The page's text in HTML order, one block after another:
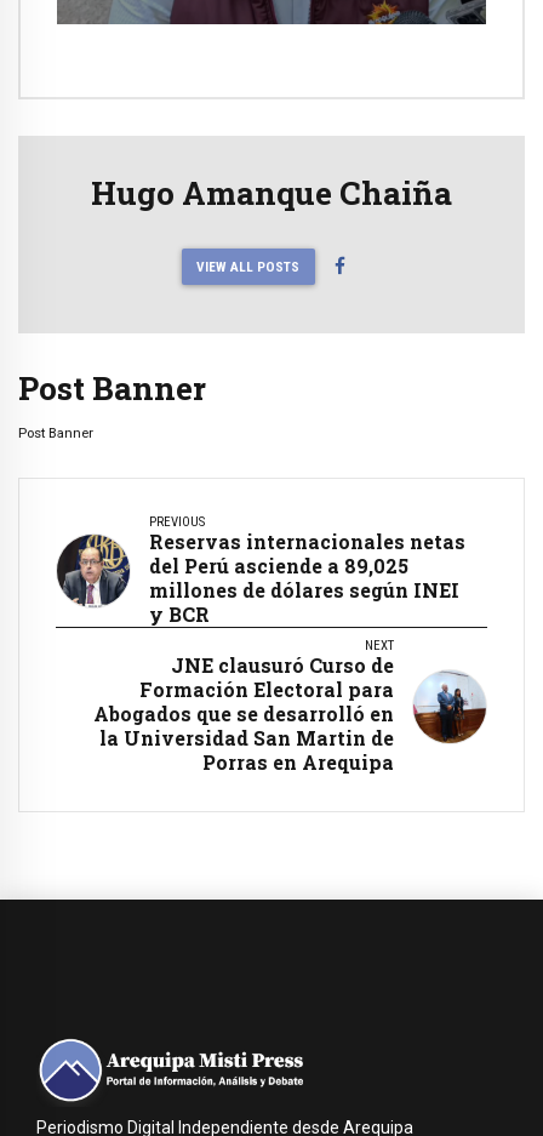
Hugo Amanque Chaiña
VIEW ALL POSTS
Post Banner
Post Banner
PREVIOUS
Reservas internacionales netas
del Perú asciende a 89,025
millones de dólares según INEI
y BCR
NEXT
JNE clausuró Curso de
Formación Electoral para
Abogados que se desarrolló en
la Universidad San Martin de
Porras en Arequipa
Periodismo Digital Independiente desde Arequipa